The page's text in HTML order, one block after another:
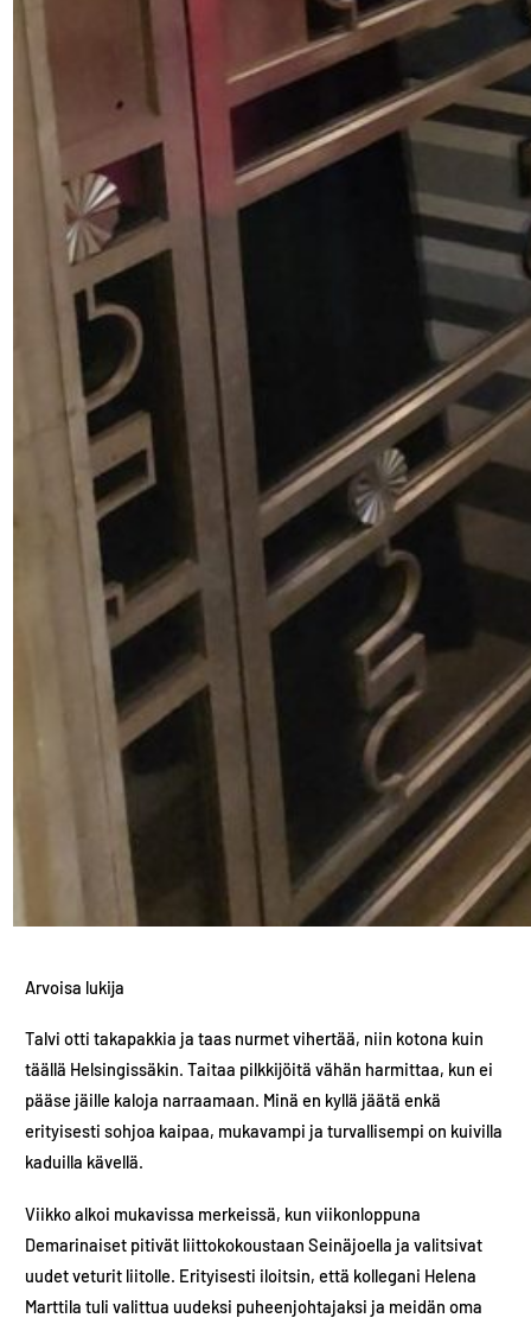
Arvoisa lukija
Talvi otti takapakkia ja taas nurmet vihertää, niin kotona kuin
täällä Helsingissäkin. Taitaa pilkkijöitä vähän harmittaa, kun ei
pääse jäille kaloja narraamaan. Minä en kyllä jäätä enkä
erityisesti sohjoa kaipaa, mukavampi ja turvallisempi on kuivilla
kaduilla kävellä.
Viikko alkoi mukavissa merkeissä, kun viikonloppuna
Demarinaiset pitivät liittokokoustaan Seinäjoella ja valitsivat
uudet veturit liitolle. Erityisesti iloitsin, että kollegani Helena
Marttila tuli valittua uudeksi puheenjohtajaksi ja meidän oma